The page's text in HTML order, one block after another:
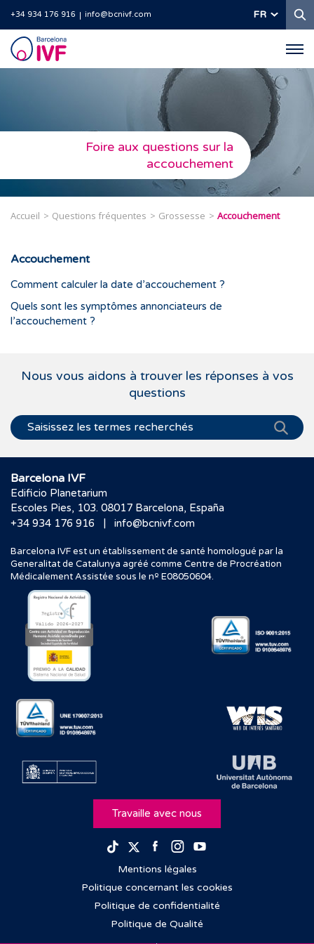
+34 934 176 916 info@bcnivf.com FR
Barcelona
IVF
Foire aux questions sur la
accouchement
Accueil Questions fréquentes Grossesse Accouchement
Accouchement
Comment calculer la date d’accouchement ?
Quels sont les symptômes annonciateurs de
l’accouchement ?
Nous vous aidons à trouver les réponses à vos
questions
Barcelona IVF
Edificio Planetarium
Escoles Pies, 103. 08017 Barcelona, España
+34 934 176 916
| info@bcnivf.com
Barcelona IVF est un établissement de santé homologué par la
Generalitat de Catalunya agréé comme Centre de Procréation
Médicalement Assistée sous le nº E08050604.
Travaille avec nous
TikTokTwitterFacebook
Instagram
Mentions légales
Politique concernant les cookies
Politique de confidentialité
Politique de Qualité